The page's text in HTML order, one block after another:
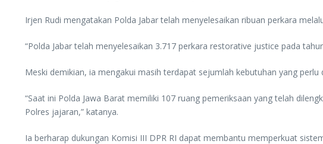
Irjen Rudi mengatakan Polda Jabar telah menyelesaikan ribuan perkara
“Polda Jabar telah menyelesaikan 3.717 perkara restorative justice pada
Meski demikian, ia mengakui masih terdapat sejumlah kebutuhan yang
“Saat ini Polda Jawa Barat memiliki 107 ruang pemeriksaan yang telah
Polres jajaran,” katanya.
Ia berharap dukungan Komisi III DPR RI dapat membantu memperkuat